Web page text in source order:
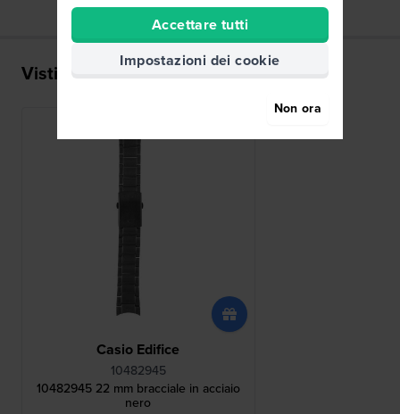
Visti di recente
Casio Edifice
10482945
10482945 22 mm bracciale in acciaio
nero
Accettare tutti
Impostazioni dei cookie
Non ora